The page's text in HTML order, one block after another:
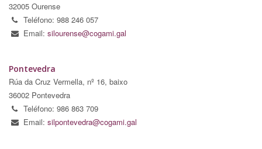
32005 Ourense
Teléfono: 988 246 057
Email: silourense@cogami.gal
Pontevedra
Rúa da Cruz Vermella, nº 16, baixo
36002 Pontevedra
Teléfono: 986 863 709
Email: silpontevedra@cogami.gal